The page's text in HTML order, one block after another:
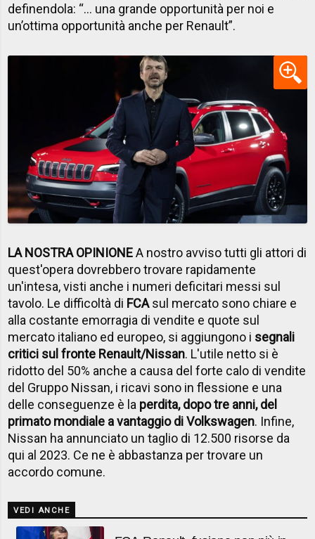
definendola: “… una grande opportunità per noi e
un’ottima opportunità anche per Renault”.
LA NOSTRA OPINIONEA nostro avviso tutti gli attori di
quest'opera dovrebbero trovare rapidamente
un'intesa, visti anche i numeri deficitari messi sul
tavolo. Le difficoltà di FCAsul mercato sono chiare e
alla costante emorragia di vendite e quote sul
mercato italiano ed europeo, si aggiungono i segnali
critici sul fronte Renault/Nissan. L'utile netto si è
ridotto del 50% anche a causa del forte calo di vendite
del Gruppo Nissan, i ricavi sono in flessione e una
delle conseguenze è la perdita, dopo tre anni, del
primato mondiale a vantaggio di Volkswagen. Infine,
Nissan ha annunciato un taglio di 12.500 risorse da
qui al 2023. Ce ne è abbastanza per trovare un
accordo comune.
VEDI ANCHE